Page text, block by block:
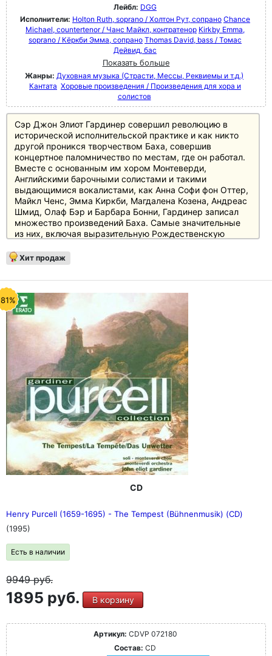
Лейбл: DGG
Исполнители: Holton Ruth, soprano / Холтон Рут, сопрано Chance
Michael, countertenor / Чанс Майкл, контратенор Kirkby Emma,
soprano / Кёркби Эмма, сопрано Thomas David, bass / Томас
Дейвид, бас
Показать больше
Жанры: Духовная музыка (Страсти, Мессы, Реквиемы и т.д.)
Кантата Хоровые произведения / Произведения для хора и
солистов
Сэр Джон Элиот Гардинер совершил революцию в
исторической исполнительской практике и как никто
другой проникся творчеством Баха, совершив
концертное паломничество по местам, где он работал.
Вместе с основанным им хором Монтеверди,
Английскими барочными солистами и такими
выдающимися вокалистами, как Анна Софи фон Оттер,
Майкл Ченс, Эмма Киркби, Магдалена Козена, Андреас
Шмид, Олаф Бэр и Барбара Бонни, Гардинер записал
множество произведений Баха. Самые значительные
из них, включая выразительную Рождественскую
Матфею", "Страсти по святому Иоанну", Мессу си-
минор и большой выбор кантат и мотетов, впервые
компакт-дисках. Издание поставляется в современной
коробке с крышкой и 32-страничным буклетом и
предлагает непревзойденное соотношение цены и
качества.
Рецензии
Audio 2/86: "Результат - сенсация, независимо от того,
где вы слушаете: Все здесь на месте" (BWV 232)
FonoForum 1/90: "Хор Монтеверди выступает на
высоком уровне. Оркестр отвечает на постоянное
движение Гардинера вперед с энергией и расставляет
ритмически четкие акценты ритмически заостренные
акценты" (BWV 244)
FonoForum 12/87: "Тонкая, современная,
идиосинкразическая запись с английским
благородством и умной общей драматургией" (BWV
248)
Хит продаж
CD
Henry Purcell (1659-1695) - The Tempest (Bühnenmusik) (CD)
(1995)
Есть в наличии
9949руб.
1895 руб. В корзину
Артикул: CDVP 072180
Состав: CD